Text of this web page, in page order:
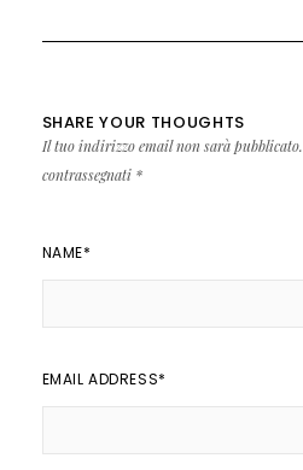
SHARE YOUR THOUGHTS
Il tuo indirizzo email non sarà pubblicato.
contrassegnati *
NAME*
EMAIL ADDRESS*